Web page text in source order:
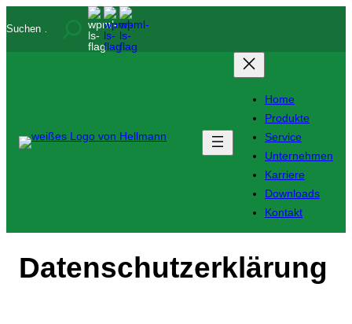
Inhalt
Suchen
Home
Produkte
Service
Unternehmen
Karriere
Downloads
Kontakt
Datenschutzerklärung